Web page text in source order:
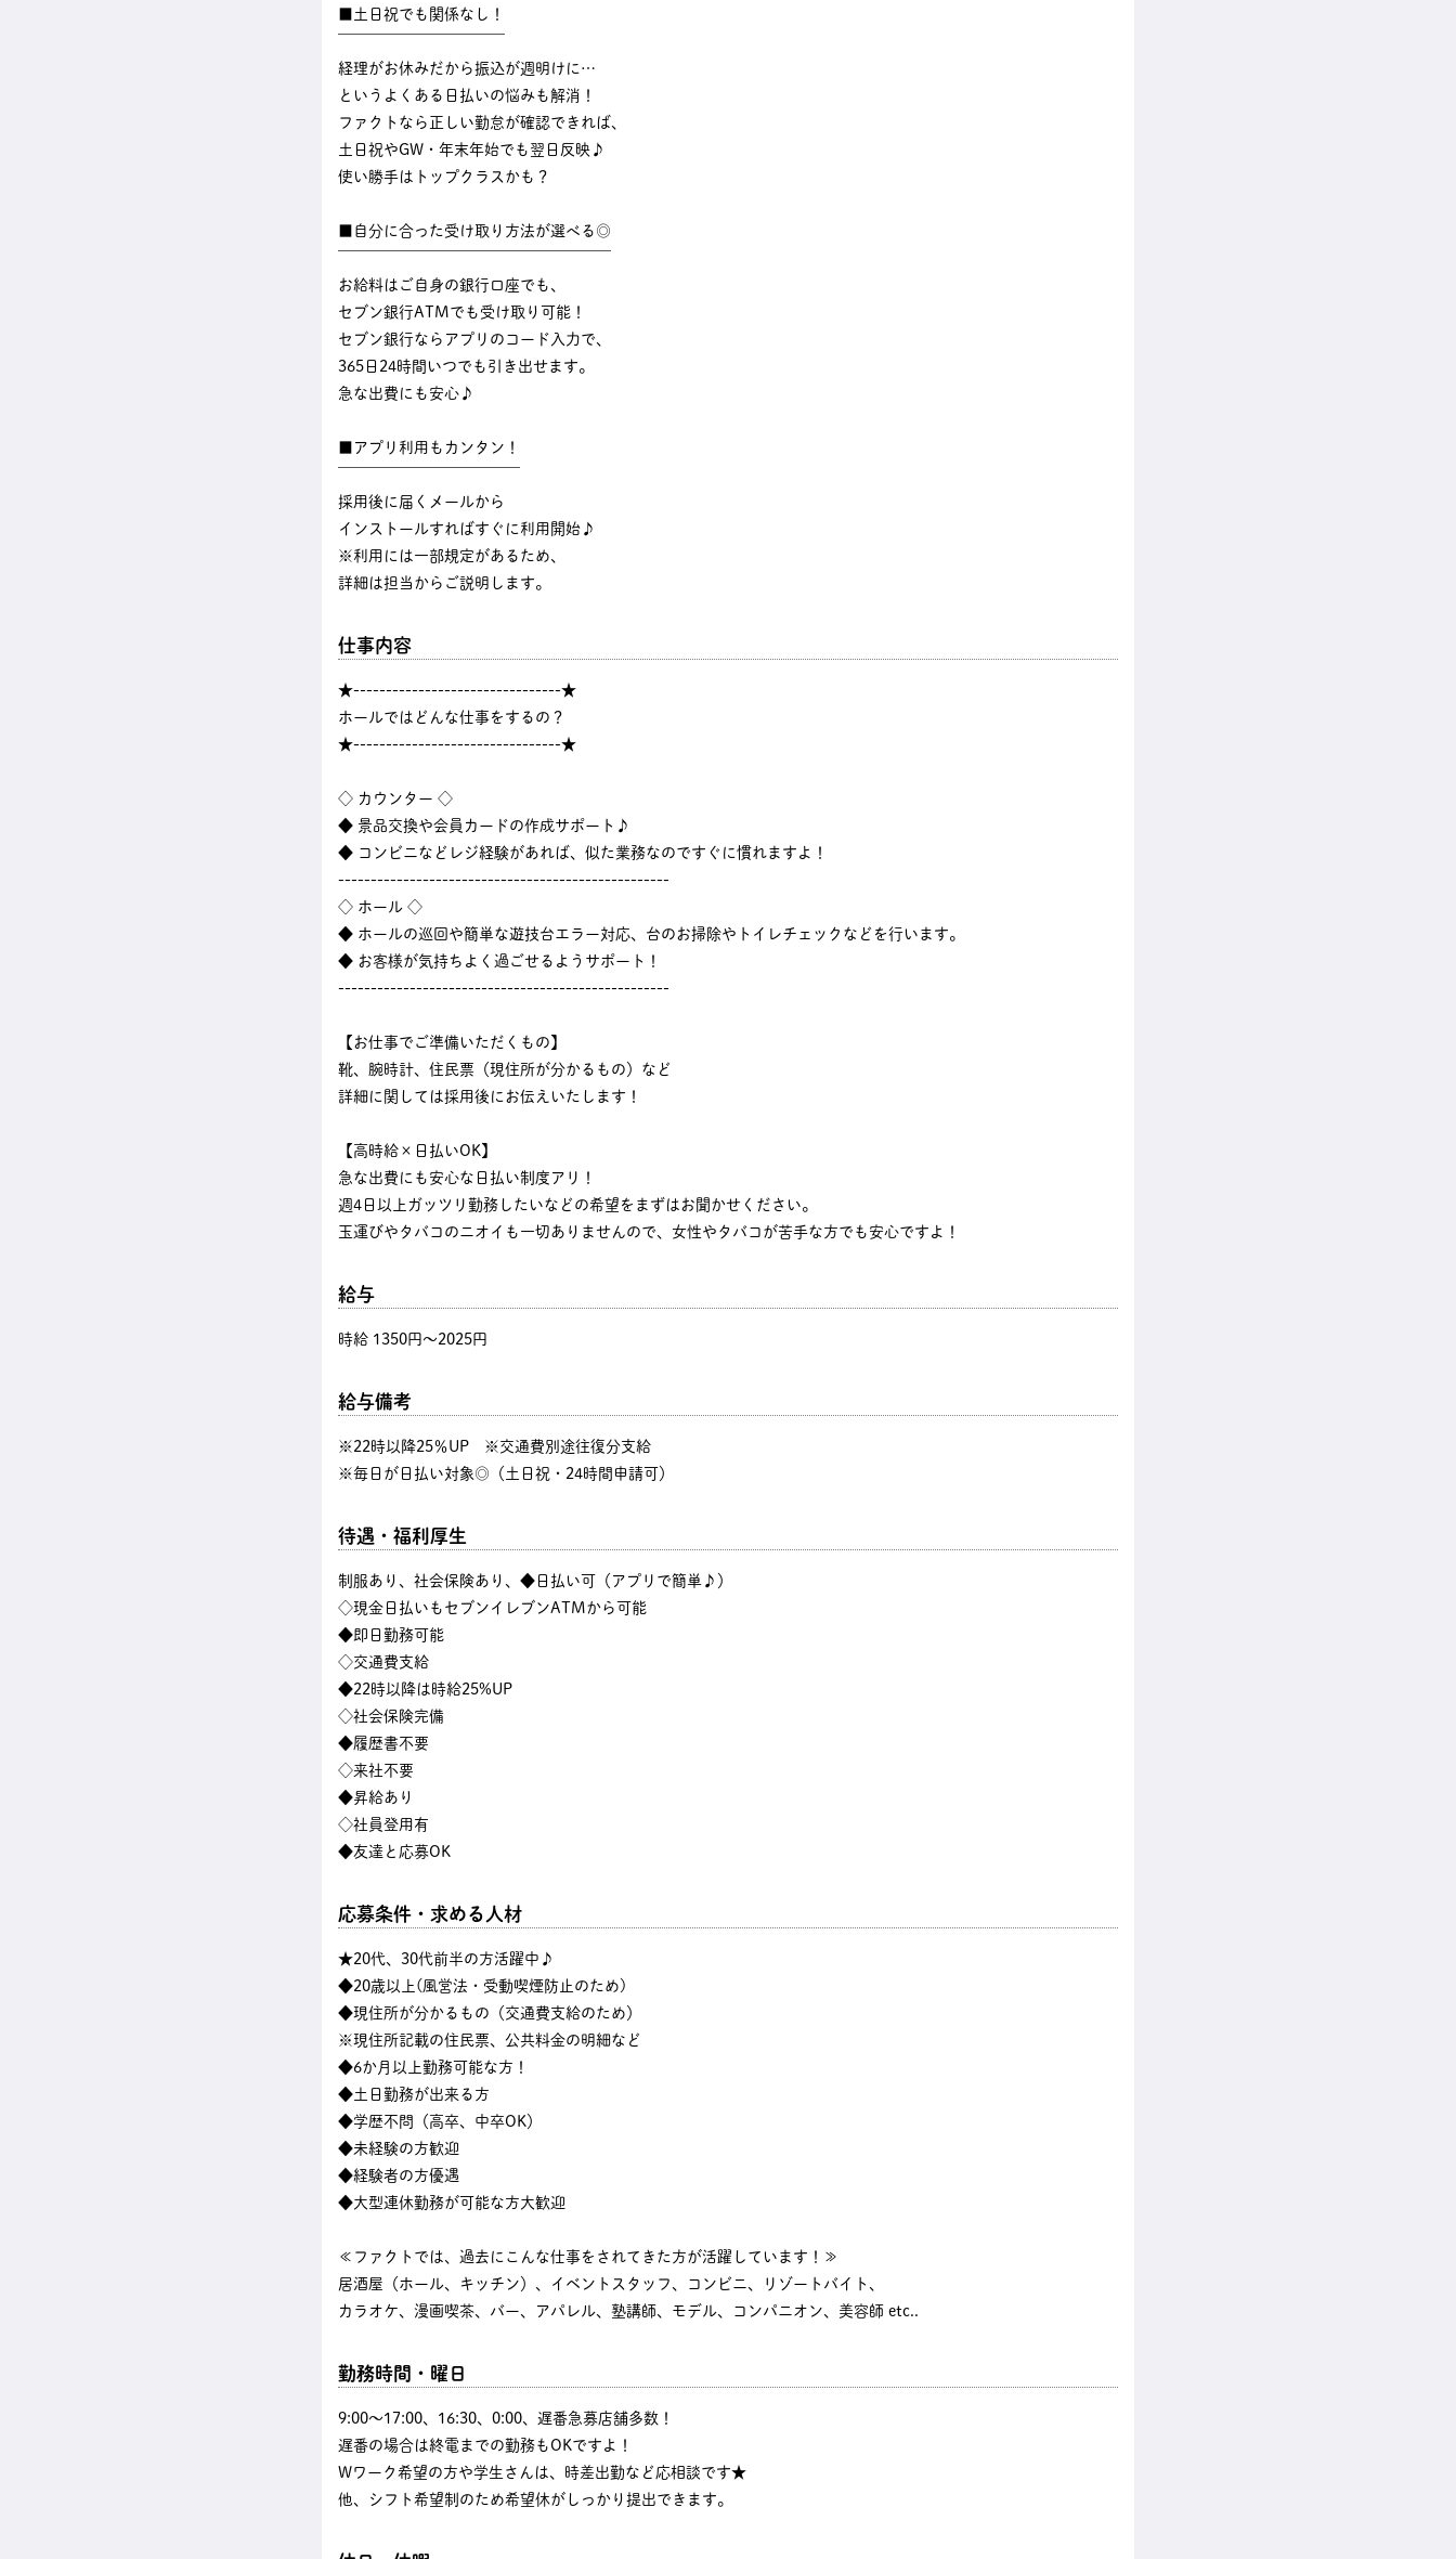
■土日祝でも関係なし！
経理がお休みだから振込が週明けに…
というよくある日払いの悩みも解消！
ファクトなら正しい勤怠が確認できれば、
土日祝やGW・年末年始でも翌日反映♪
使い勝手はトップクラスかも？
■自分に合った受け取り方法が選べる◎
お給料はご自身の銀行口座でも、
セブン銀行ATMでも受け取り可能！
セブン銀行ならアプリのコード入力で、
365日24時間いつでも引き出せます。
急な出費にも安心♪
■アプリ利用もカンタン！
採用後に届くメールから
インストールすればすぐに利用開始♪
※利用には一部規定があるため、
詳細は担当からご説明します。
仕事内容
★--------------------------------★
ホールではどんな仕事をするの？
★--------------------------------★
◇ カウンター ◇
◆ 景品交換や会員カードの作成サポート♪
◆ コンビニなどレジ経験があれば、似た業務なのですぐに慣れますよ！
---------------------------------------------------
◇ ホール ◇
◆ ホールの巡回や簡単な遊技台エラー対応、台のお掃除やトイレチェックなどを行います。
◆ お客様が気持ちよく過ごせるようサポート！
---------------------------------------------------
【お仕事でご準備いただくもの】
靴、腕時計、住民票（現住所が分かるもの）など
詳細に関しては採用後にお伝えいたします！
【高時給×日払いOK】
急な出費にも安心な日払い制度アリ！
週4日以上ガッツリ勤務したいなどの希望をまずはお聞かせください。
玉運びやタバコのニオイも一切ありませんので、女性やタバコが苦手な方でも安心ですよ！
給与
時給 1350円〜2025円
給与備考
※22時以降25％UP ※交通費別途往復分支給
※毎日が日払い対象◎（土日祝・24時間申請可）
待遇・福利厚生
制服あり、社会保険あり、◆日払い可（アプリで簡単♪）
◇現金日払いもセブンイレブンATMから可能
◆即日勤務可能
◇交通費支給
◆22時以降は時給25%UP
◇社会保険完備
◆履歴書不要
◇来社不要
◆昇給あり
◇社員登用有
◆友達と応募OK
応募条件・求める人材
★20代、30代前半の方活躍中♪
◆20歳以上(風営法・受動喫煙防止のため)
◆現住所が分かるもの（交通費支給のため）
※現住所記載の住民票、公共料金の明細など
◆6か月以上勤務可能な方！
◆土日勤務が出来る方
◆学歴不問（高卒、中卒OK）
◆未経験の方歓迎
◆経験者の方優遇
◆大型連休勤務が可能な方大歓迎
≪ファクトでは、過去にこんな仕事をされてきた方が活躍しています！≫
居酒屋（ホール、キッチン）、イベントスタッフ、コンビニ、リゾートバイト、
カラオケ、漫画喫茶、バー、アパレル、塾講師、モデル、コンパニオン、美容師 etc..
勤務時間・曜日
9:00〜17:00、16:30、0:00、遅番急募店舗多数！
遅番の場合は終電までの勤務もOKですよ！
Wワーク希望の方や学生さんは、時差出勤など応相談です★
他、シフト希望制のため希望休がしっかり提出できます。